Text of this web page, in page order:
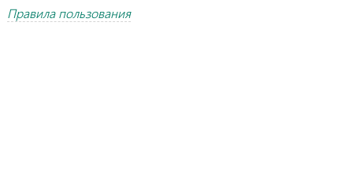
Правила пользования